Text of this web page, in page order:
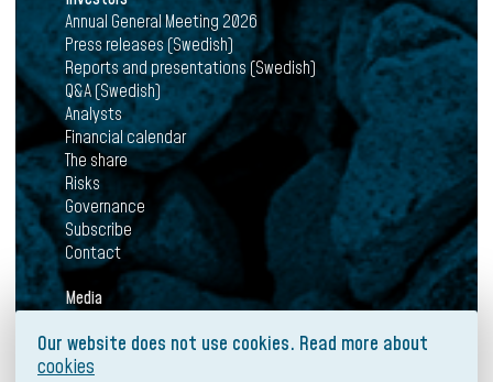
Annual General Meeting 2026
Press releases (Swedish)
Reports and presentations (Swedish)
Q&A (Swedish)
Analysts
Financial calendar
The share
Risks
Governance
Subscribe
Contact
Media
Press releases
Mediabank
Our website does not use cookies. Read more about
cookies